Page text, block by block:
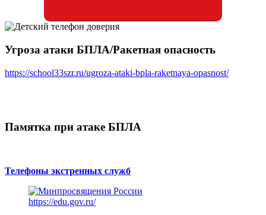
Угроза атаки БПЛА/Ракетная опасность
https://school33szr.ru/ugroza-ataki-bpla-raketnaya-opasnost/
Памятка при атаке БПЛА
Телефоны экстренных служб
https://edu.gov.ru/